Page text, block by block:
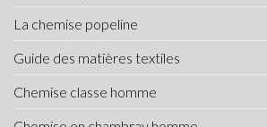
La chemise popeline
Guide des matières textiles
Chemise classe homme